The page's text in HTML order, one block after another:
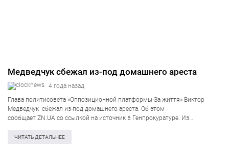
Медведчук сбежал из-под домашнего ареста
4 года назад
Глава политисовета «Оппозиционной платформы-За життя» Виктор
Медведчук сбежал из-под домашнего ареста. Об этом
сообщает ZN.UA со ссылкой на источник в Генпрокуратуре. Из
Генпрокоратура поручила сотрудникам Нацполиции проверить наличие
ЧИТАТЬ ДЕТАЛЬНЕЕ